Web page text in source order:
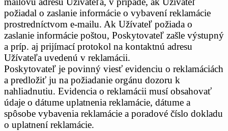
požiadal o zaslanie informácie o vybavení reklamácie
prostredníctvom e-mailu. Ak Užívateľ požiada o
zaslanie informácie poštou, Poskytovateľ zašle výstupný
a príp. aj prijímací protokol na kontaktnú adresu
Užívateľa uvedenú v reklamácii.
Poskytovateľ je povinný viesť evidenciu o reklamáciách
a predložiť ju na požiadanie orgánu dozoru k
nahliadnutiu. Evidencia o reklamácii musí obsahovať
údaje o dátume uplatnenia reklamácie, dátume a
spôsobe vybavenia reklamácie a poradové číslo dokladu
o uplatnení reklamácie.